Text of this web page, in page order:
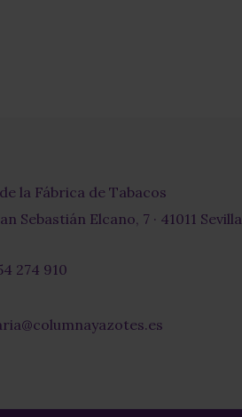
la Fábrica de Tabacos
Sebastián Elcano, 7 · 41011 Sevilla
274 910